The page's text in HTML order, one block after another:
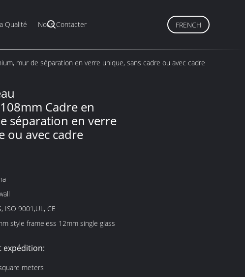
Qualité Nous Contacter FRENCH
mur de séparation en verre unique, sans cadre ou avec cadre
Cadre en
séparation en verre
ou avec cadre
ISO 9001,UL, CE
style frameless 12mm single glass
expédition:
meters